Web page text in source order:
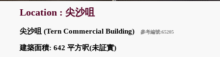
Location : 尖沙咀
尖沙咀 (Tern Commercial Building) 參考編號:65205
建築面積: 642 平方呎(未証實)